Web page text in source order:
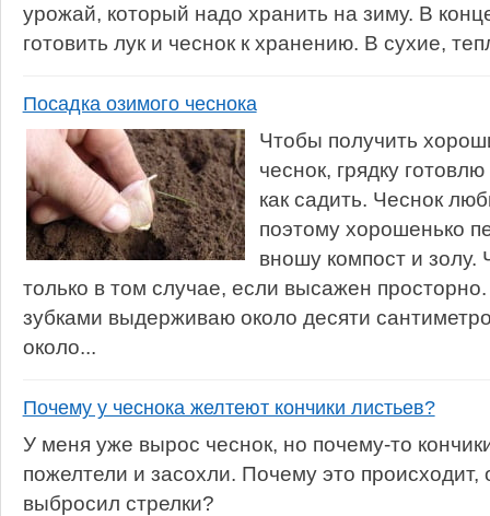
урожай, который надо хранить на зиму. В
готовить лук и чеснок к хранению. В сухие,
Посадка озимого чеснока
Чтобы получить
чеснок, грядку
как садить. Чеснок
поэтому хорошенько
вношу компост и золу.
только в том случае, если высажен
зубками выдерживаю около десяти
около...
Почему у чеснока желтеют кончики листьев?
У меня уже вырос чеснок, но почему-то
пожелтели и засохли. Почему это
выбросил стрелки?